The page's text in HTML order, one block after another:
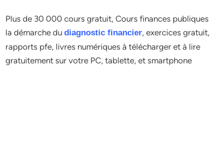
Plus de 30 000 cours gratuit, Cours finances publiques
la démarche dudiagnostic financier, exercices gratuit,
rapports pfe, livres numériques à télécharger et à lire
gratuitement sur votre PC, tablette, et smartphone